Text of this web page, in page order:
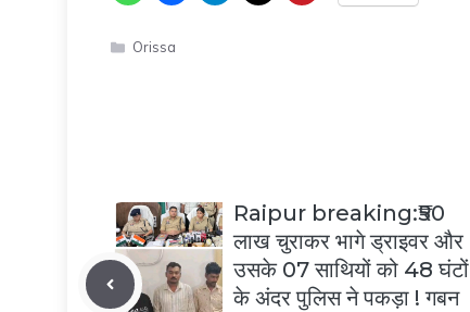
Categories
Orissa
Raipur breaking:₹50
लाख चुराकर भागे ड्राइवर और
उसके 07 साथियों को 48 घंटों
के अंदर पुलिस ने पकड़ा ! गबन